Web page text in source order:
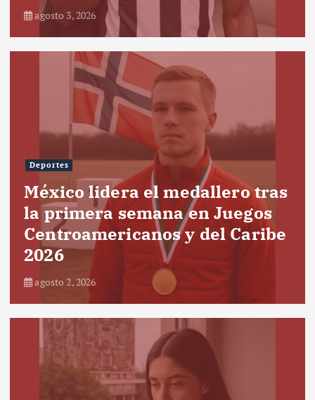
agosto 3, 2026
Deportes
México lidera el medallero tras
la primera semana en Juegos
Centroamericanos y del Caribe
2026
agosto 2, 2026